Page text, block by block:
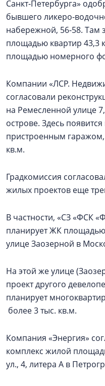
Санкт‑Петербурга»
бывшего ликеро-
набережной, 56-58.
площадью квартир 43,3
площадью номерного
Компании «ЛСР.
согласовали
на Ремесленной улице
острове. Здесь
пристроенным
кв.м.
Градкомиссия
жилых проектов еще
В частности, «СЗ «ФСК
планирует ЖК
улице Заозерной в
На этой же улице
проект другого
планирует
более 3 тыс. кв.м.
Компания «Энергия»
комплекс жилой
ул., 4, литера А в